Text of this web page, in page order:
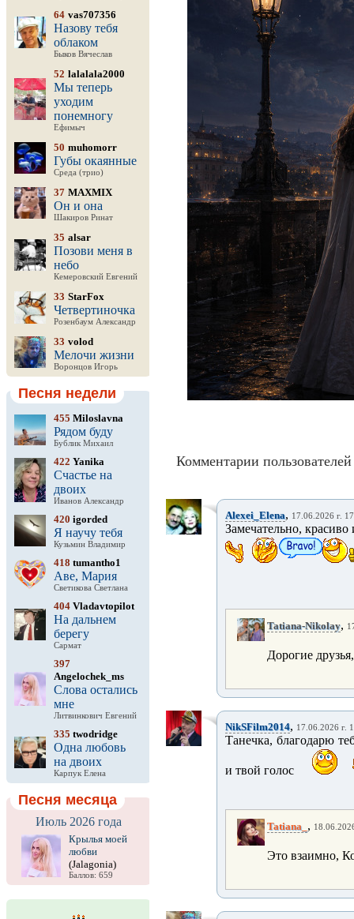
64 vas707356
Назову тебя
облаком
Быков Вячеслав
52 lalalala2000
Мы теперь
уходим
понемногу
Ефимыч
50 muhomorr
Губы окаянные
Среда (трио)
37 MAXMIX
Он и она
Шакиров Ринат
35 alsar
Позови меня в
небо
Кемеровский Евгений
33 StarFox
Четвертиночка
Розенбаум Александр
33 volod
Мелочи жизни
Воронцов Игорь
Песня недели
455 Miloslavna
Рядом буду
Бублик Михаил
422 Yanika
Счастье на
двоих
Иванов Александр
420 igorded
Я научу тебя
Кузьмин Владимир
418 tumantho1
Аве, Мария
Светикова Светлана
404 Vladavtopilot
На дальнем
берегу
Сармат
397
Angelochek_ms
Слова остались
мне
Литвинкович Евгений
335 twodridge
Одна любовь
на двоих
Карпук Елена
Песня месяца
Июль 2026 года
Крылья моей
любви
(Jalagonia)
Баллов: 659
Комментарии
Alexei_Elena, 17.06.2026 г.
Замечательно,
Tatiana-Nikolay,
Дорогие
NikSFilm2014, 17.06.2026 г.
Танечка, благодарю
и твой голос
Tatiana_ ,
Это взаимно,